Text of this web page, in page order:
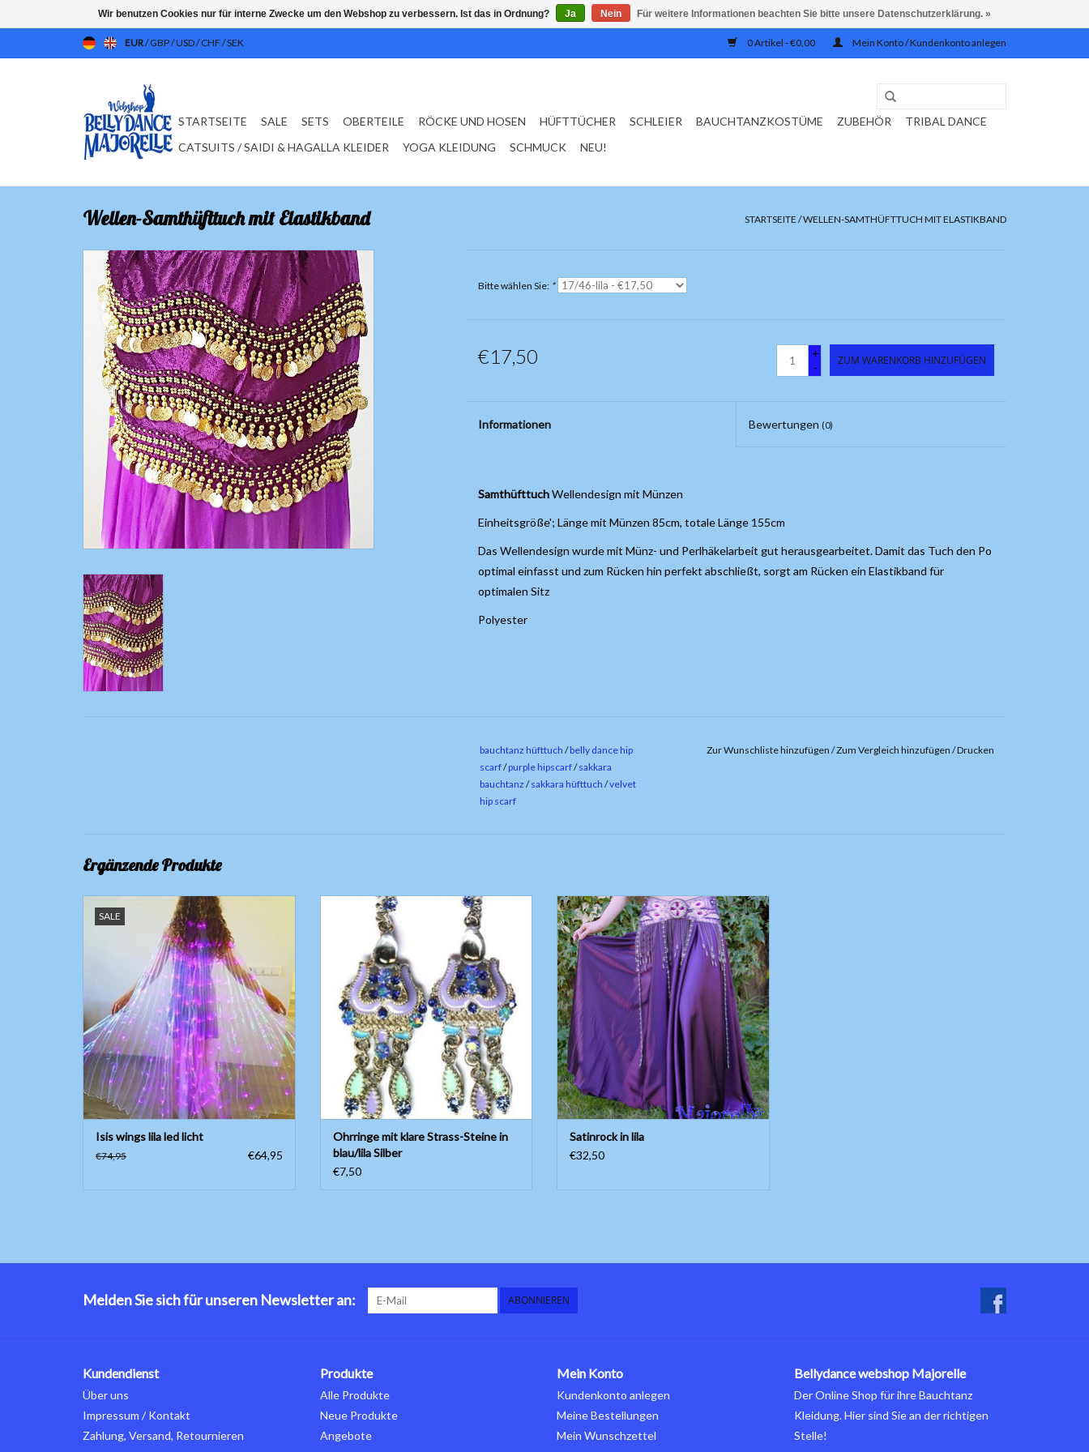
EUR/GBP/USD/CHF /SEK 0 Artikel - €0,00 Mein Konto / Kundenkonto anlegen
STARTSEITE SALE SETS OBERTEILE RÖCKE UND HOSEN HÜFTTÜCHER SCHLEIER BAUCHTANZKOSTÜME ZUBEHÖR
TRIBAL DANCE
CATSUITS / SAIDI & HAGALLA KLEIDER
YOGA KLEIDUNG SCHMUCK NEU!
Wellen-Samthüfttuch mit Elastikband STARTSEITE /WELLEN-SAMTHÜFTTUCH MIT ELASTIKBAND
Bitte wählen Sie: *
€17,50
+
-
ZUM WARENKORB HINZUFÜGEN
Informationen Bewertungen (0)
SamthüfttuchWellendesign mit Münzen
Einheitsgröße'; Länge mit Münzen 85cm, totale Länge 155cm
Das Wellendesign wurde mit Münz- und Perlhäkelarbeit gut herausgearbeitet. Damit das Tuch den Po
optimal einfasst und zum Rücken hin perfekt abschließt, sorgt am Rücken ein Elastikband für
optimalen Sitz
Polyester
bauchtanz hüfttuch /belly dance hip
scarf/purple hipscarf/sakkara
bauchtanz /sakkara hüfttuch /velvet
hip scarf
Zur Wunschliste hinzufügen /Zum Vergleich hinzufügen /Drucken
Ergänzende Produkte
SALE
Isis Wings organza in weiß lila Led lights.
2-Positionen; Dauerlicht oder Blinken
Auf der Rückseite sind die Batterien, die
Haare fallen darüber.
Ohne 6 AA-Batterien.
Auf Anfrage in verschiedenen andere Farben
erhältlich, Lieferung 2 bis 3 Woche
ZUM WARENKORB HINZUFÜGEN
Isis wings lila led licht
€74,95 €64,95
Ohrringe mit klare Strass-Steine in blau/lila
ZUM WARENKORB HINZUFÜGEN
Ohrringe mit klare Strass-Steine in
blau/lila Silber
€7,50
Wunderschöner weiter Satinrock!
Länge ungefähr 97cm, ohne Seitenschlitze.
ZUM WARENKORB HINZUFÜGEN
Satinrock in lila
€32,50
Melden Sie sich für unseren Newsletter an: ABONNIEREN
Kundendienst
Über uns
Impressum / Kontakt
Zahlung, Versand, Retournieren
Produkte
Alle Produkte
Neue Produkte
Angebote
Mein Konto
Kundenkonto anlegen
Meine Bestellungen
Mein Wunschzettel
Bellydance webshop Majorelle
Der Online Shop für ihre Bauchtanz
Kleidung. Hier sind Sie an der richtigen
Stelle!
Wir benutzen Cookies nur für interne Zwecke um den Webshop zu verbessern. Ist das in Ordnung? Ja Nein Für weitere Informationen beachten Sie bitte unsere Datenschutzerklärung. »